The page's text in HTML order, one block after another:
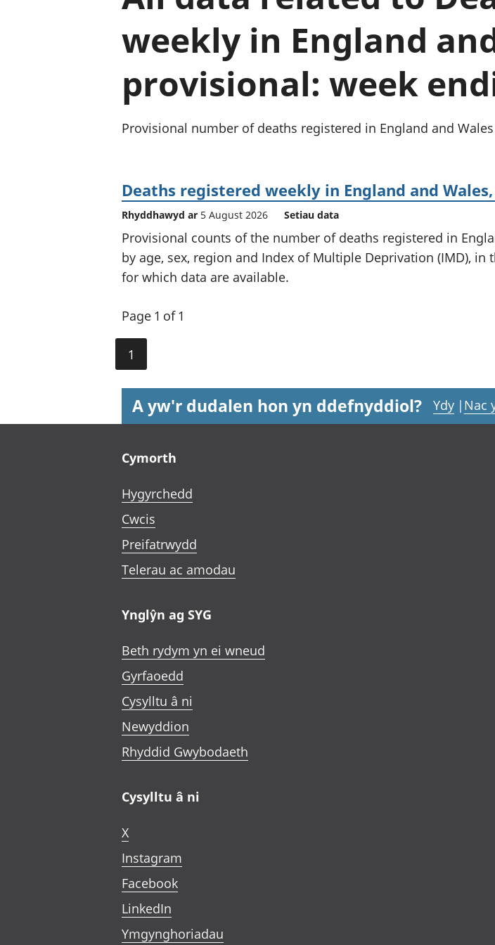
chwyddiant a
Buddsoddiadau,
pensiynau ac
Cyfrifon gwladol
Cyfrifon rhanbarthol
weekly in England
provisional: week
Provisional number of deaths registered in England and
Deaths registered weekly in England and
Rhyddhawyd ar 5 August 2026 Setiau data
Provisional counts of the number of deaths registered in
by age, sex, region and Index of Multiple Deprivation (IMD), in
for which data are available.
Page 1 of 1
1
A yw'r dudalen hon yn ddefnyddiol? Ydy | Nac
Cymorth
Hygyrchedd
Cwcis
Preifatrwydd
Telerau ac amodau
Ynglŷn ag SYG
Beth rydym yn ei wneud
Gyrfaoedd
Cysylltu â ni
Newyddion
Rhyddid Gwybodaeth
Cysylltu â ni
X
Instagram
Facebook
LinkedIn
Ymgynghoriadau